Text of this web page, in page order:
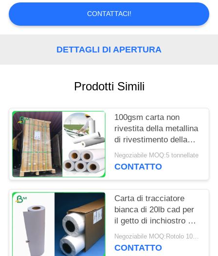
MAPPA
POLICY
CONTATTACI!
DETTAGLI DI APERTURA
Prodotti Simili
100gsm carta non
rivestita della metallina
di rivestimento della
carta di tracciatore del
progetto cad 70gsm
Negoziabile MOQ:5 tonnellate
CONTATTO
Carta di tracciatore
bianca di 20lb cad per
il getto di inchiostro 24"
Rolls di X 150' 4 per
cartone
Negoziabile MOQ:Rotolo 10 per la dimensione regolare
CONTATTO